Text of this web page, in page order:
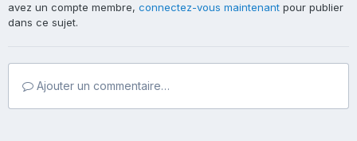
avez un compte membre, connectez-vous maintenant pour publier
dans ce sujet.
Ajouter un commentaire…